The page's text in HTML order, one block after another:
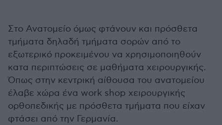
Στο Ανατομείο όμως φτάνουν και πρόσθετα
τμήματα δηλαδή τμήματα σορών από το
εξωτερικό προκειμένου να χρησιμοποιηθούν
κατα περιπτώσεις σε μαθήματα χειρουργικής.
Όπως στην κεντρική αίθουσα του ανατομείου
έλαβε χώρα ένα work shop χειρουργικής
ορθοπεδικής με πρόσθετα τμήματα που είχαν
φτάσει από την Γερμανία.